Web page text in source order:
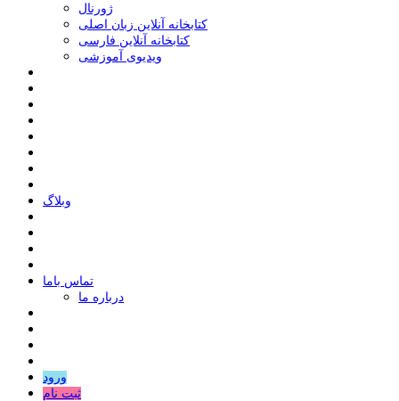
ﮊﻭﺭﻧﺎﻝ
کتابخانه آنلاین زبان اصلی
کتابخانه آنلاین فارسی
ویدیوی آموزشی
وبلاگ
ﺗﻤﺎﺱ ﺑﺎﻣﺎ
درباره ما
ورود
ثبت نام